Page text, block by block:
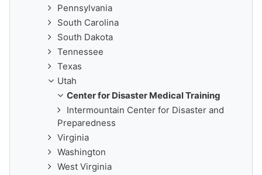
Pennsylvania
South Carolina
South Dakota
Tennessee
Texas
Utah
Center for Disaster Medical Training
Intermountain Center for Disaster and
Preparedness
Virginia
Washington
West Virginia